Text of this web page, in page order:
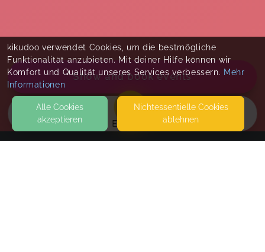
EVENTS
Show and book events
kikudoo verwendet Cookies, um die bestmögliche
Funktionalität anzubieten. Mit deiner Hilfe können wir
Komfort und Qualität unseres Services verbessern. Mehr
Informationen
Alle Cookies
akzeptieren
Nicht­essentielle Cookies
ablehnen